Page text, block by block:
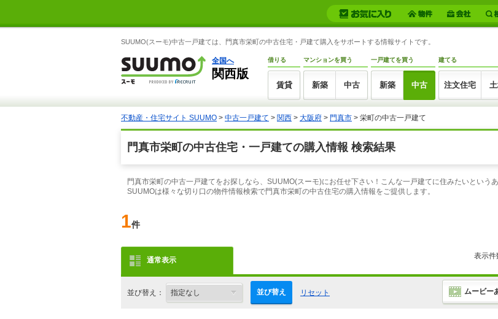
SUUMO(スーモ)中古一戸建ては、門真市栄町の中古住宅・戸建て購入をサポートする情報サイトです。
全国へ
関西版
借りる
賃貸
マンションを買う
新築 中古
一戸建てを買う
新築 中古
建てる
注文住宅
不動産・住宅サイト SUUMO > 中古一戸建て > 関西 > 大阪府 > 門真市 > 栄町の中古一戸建て
門真市栄町の中古住宅・一戸建ての購入情報 検索結果
門真市栄町の中古一戸建てをお探しなら、SUUMO(スーモ)にお任せ下さい！こんな一戸建てに住みたいという
SUUMOは様々な切り口の物件情報検索で門真市栄町の中古住宅の購入情報をご提供します。
1件
通常表示 表示件
並び替え： 並び替え リセット ムービー